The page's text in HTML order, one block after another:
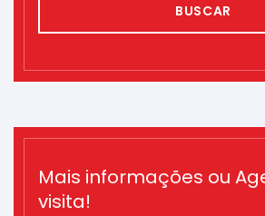
BUSCAR
Mais informações ou
visita!